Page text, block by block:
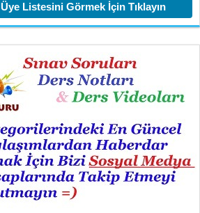
Üye Listesini Görmek İçin Tıklayın